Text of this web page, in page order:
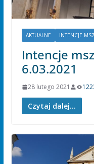
AKTUALNE INTENCJE
Intencje
6.03.2021
28 lutego 2021
Czytaj dalej...